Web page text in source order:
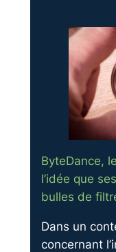
ByteDance,
l’idée que
bulles de
Dans un
concernant